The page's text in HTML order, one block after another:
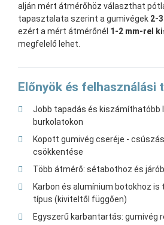
alján mért átmérőhöz választhat
tapasztalata szerint a gumivégek 2-
ezért a mért átmérőnél 1-2 mm-rel
megfelelő lehet.
Előnyök és felhasználási
Jobb tapadás és kiszámíthatóbb
burkolatokon
Kopott gumivég cseréje -
csökkentése
Több átmérő: sétabothoz és
Karbon és alumínium botokhoz
típus (kiviteltől függően)
Egyszerű karbantartás: gumivég